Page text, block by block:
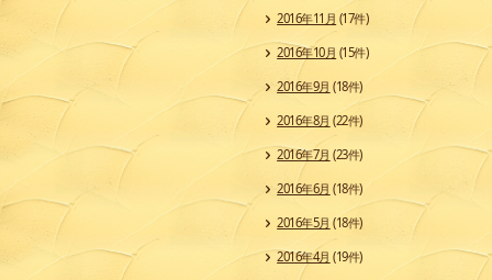
2016年11月 (17件)
2016年10月 (15件)
2016年9月 (18件)
2016年8月(22件)
2016年7月 (23件)
2016年6月 (18件)
2016年5月 (18件)
2016年4月 (19件)